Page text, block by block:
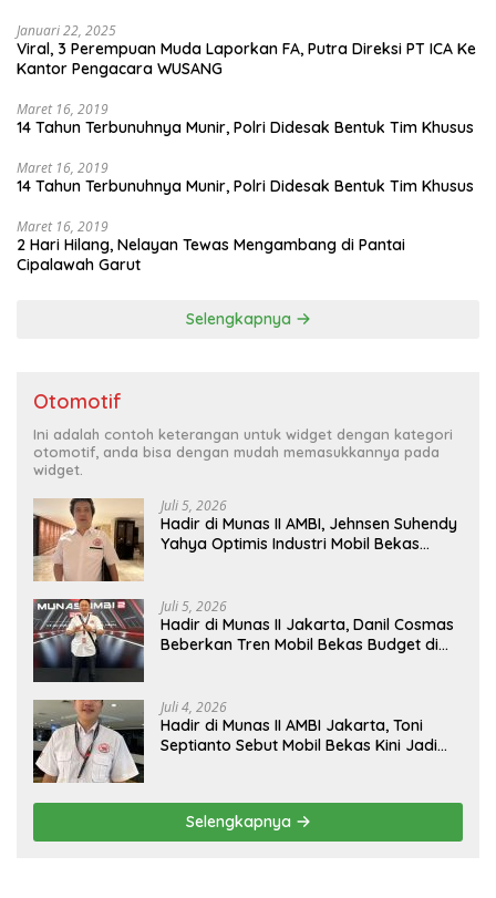
Januari 22, 2025
Viral, 3 Perempuan Muda Laporkan FA, Putra Direksi PT ICA Ke
Kantor Pengacara WUSANG
Maret 16, 2019
14 Tahun Terbunuhnya Munir, Polri Didesak Bentuk Tim Khusus
Maret 16, 2019
14 Tahun Terbunuhnya Munir, Polri Didesak Bentuk Tim Khusus
Maret 16, 2019
2 Hari Hilang, Nelayan Tewas Mengambang di Pantai
Cipalawah Garut
Selengkapnya
Otomotif
Ini adalah contoh keterangan untuk widget dengan kategori
otomotif, anda bisa dengan mudah memasukkannya pada
widget.
Juli 5, 2026
Hadir di Munas II AMBI, Jehnsen Suhendy
Yahya Optimis Industri Mobil Bekas
Juli 5, 2026
Hadir di Munas II Jakarta, Danil Cosmas
Beberkan Tren Mobil Bekas Budget di
Juli 4, 2026
Hadir di Munas II AMBI Jakarta, Toni
Septianto Sebut Mobil Bekas Kini Jadi
Selengkapnya